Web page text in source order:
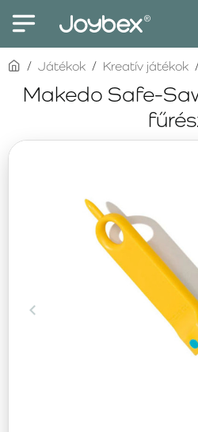
Makedo Safe-
homeJátékok Kreatív játékok